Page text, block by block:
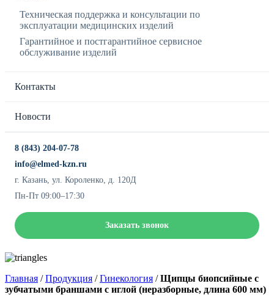
Техническая поддержка и консультации по
эксплуатации медицинских изделий
Гарантийное и постгарантийное сервисное
обслуживание изделий
Контакты
Новости
8 (843) 204-07-78
info@elmed-kzn.ru
г. Казань, ул. Короленко, д. 120Д
Пн-Пт 09:00–17:30
Заказать звонок
Главная /Продукция /Гинекология /Щипцы биопсийные с
зубчатыми браншами с иглой (неразборные, длина 600 мм)